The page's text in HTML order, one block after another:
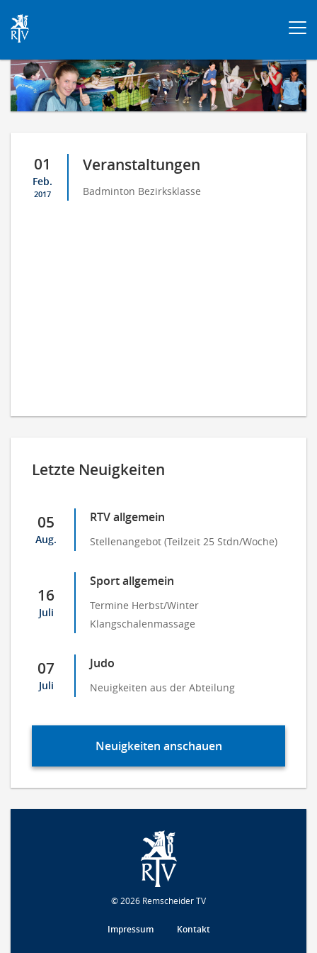
01
Feb.
2017
Veranstaltungen
Badminton Bezirksklasse
Letzte Neuigkeiten
05
Aug.
RTV allgemein
Stellenangebot (Teilzeit 25 Stdn/Woche)
16
Juli
Sport allgemein
Termine Herbst/Winter
Klangschalenmassage
07
Juli
Judo
Neuigkeiten aus der Abteilung
Neuigkeiten anschauen
© 2026 Remscheider TV
Impressum Kontakt